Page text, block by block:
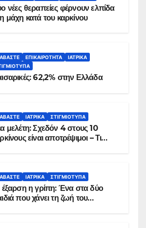
νέες θεραπείες φέρνουν ελπίδα
μάχη κατά του καρκίνου
ΕΠΙΚΑΙΡΌΤΗΤΑ
ΙΑΤΡΙΚΆ
62,2% στην Ελλάδα
ΙΑΤΡΙΚΆ ΣΤΙΓΜΙΌΤΥΠΑ
μελέτη: Σχεδόν 4 στους 10
είναι αποτρέψιμοι – Τι
ΙΑΤΡΙΚΆ ΣΤΙΓΜΙΌΤΥΠΑ
έξαρση η γρίπη: Ένα στα δύο
που χάνει τη ζωή του